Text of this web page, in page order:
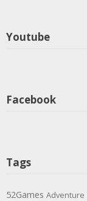
Youtube
Facebook
Tags
52Games Adventure